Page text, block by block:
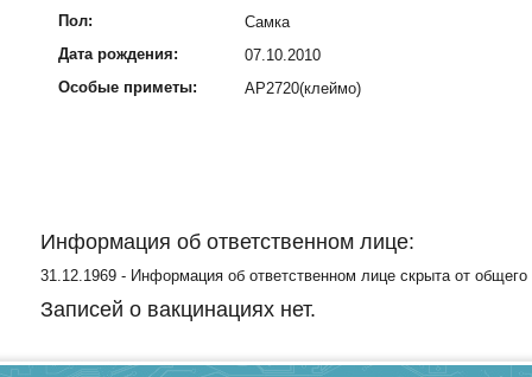
Пол:
Самка
Дата рождения:
07.10.2010
Особые приметы:
АР2720(клеймо)
Информация об ответственном лице:
31.12.1969 - Информация об ответственном лице скрыта от общего
Записей о вакцинациях нет.